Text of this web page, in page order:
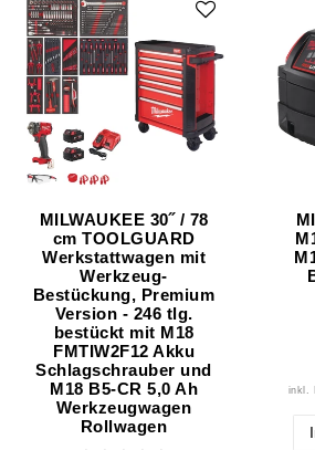
MILWAUKEE 30˝ / 78
cm TOOLGUARD
Werkstattwagen mit
Werkzeug-
Bestückung, Premium
Version - 246 tlg.
bestückt mit M18
FMTIW2F12 Akku
Schlagschrauber und
M18 B5-CR 5,0 Ah
Werkzeugwagen
Rollwagen
inkl.